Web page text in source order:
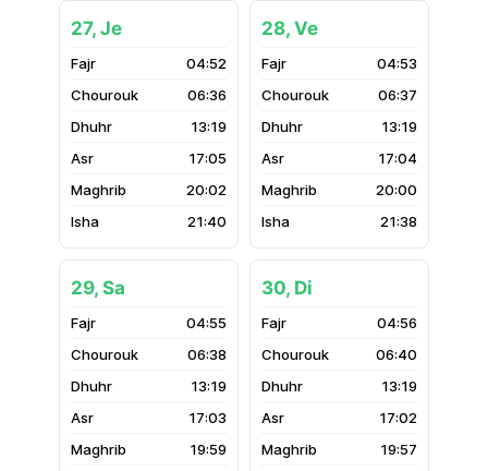
27, Je
04:52
06:36
13:19
17:05
20:02
21:40
28, Ve
04:53
06:37
13:19
17:04
20:00
21:38
29, Sa
04:55
06:38
13:19
17:03
19:59
30, Di
04:56
06:40
13:19
17:02
19:57